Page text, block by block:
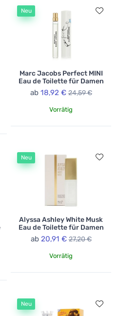
Neu
Marc Jacobs Perfect MINI
Eau de Toilette für Damen
ab 18,92 € 24,59 €
Vorrätig
Neu
Alyssa Ashley White Musk
Eau de Toilette für Damen
ab 20,91 € 27,20 €
Vorrätig
Neu